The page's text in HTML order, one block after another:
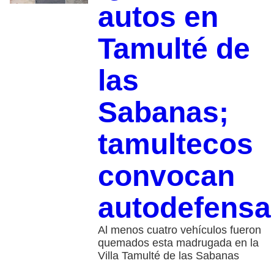
autos en
Tamulté de
las
Sabanas;
tamultecos
convocan
autodefensa
Al menos cuatro vehículos fueron
quemados esta madrugada en la
Villa Tamulté de las Sabanas